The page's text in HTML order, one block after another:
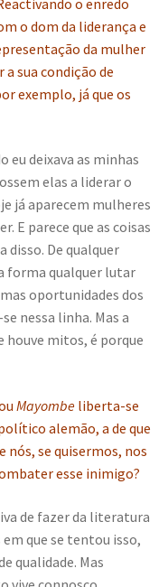
o dom da liderança e
da mulher
sua condição de
exemplo, já que os
eu deixava as minhas
elas a liderar o
já aparecem mulheres
E parece que as coisas
disso. De qualquer
forma qualquer lutar
oportunidades dos
nessa linha. Mas a
houve mitos, é porque
Mayombe liberta-se
alemão, a de que
se quisermos, nos
esse inimigo?
de fazer da literatura
que se tentou isso,
qualidade. Mas